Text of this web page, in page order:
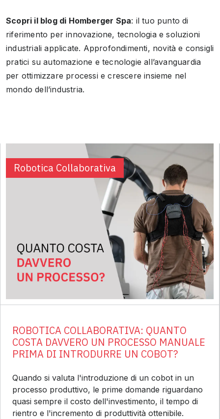
Scopri il blog di Homberger Spa: il tuo punto di
riferimento per innovazione, tecnologia e soluzioni
industriali applicate. Approfondimenti, novità e consigli
pratici su automazione e tecnologie all’avanguardia
per ottimizzare processi e crescere insieme nel
mondo dell’industria.
Robotica Collaborativa
ROBOTICA COLLABORATIVA: QUANTO
COSTA DAVVERO UN PROCESSO MANUALE
PRIMA DI INTRODURRE UN COBOT?
Quando si valuta l'introduzione di un cobot in un
processo produttivo, le prime domande riguardano
quasi sempre il costo dell'investimento, il tempo di
rientro e l'incremento di produttività ottenibile.